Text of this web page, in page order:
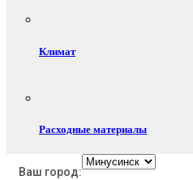
Климат
Расходные материалы
Ваш город: